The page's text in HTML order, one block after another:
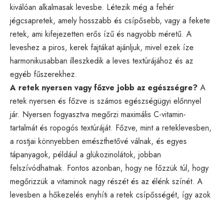
kiválóan alkalmasak levesbe. Létezik még a fehér
jégcsapretek, amely hosszabb és csípősebb, vagy a fekete
retek, ami kifejezetten erős ízű és nagyobb méretű. A
leveshez a piros, kerek fajtákat ajánljuk, mivel ezek íze
harmonikusabban illeszkedik a leves textúrájához és az
egyéb fűszerekhez.
A retek nyersen vagy főzve jobb az egészségre? A
retek nyersen és főzve is számos egészségügyi előnnyel
jár. Nyersen fogyasztva megőrzi maximális C-vitamin-
tartalmát és ropogós textúráját. Főzve, mint a reteklevesben,
a rostjai könnyebben emészthetővé válnak, és egyes
tápanyagok, például a glükozinolátok, jobban
felszívódhatnak. Fontos azonban, hogy ne főzzük túl, hogy
megőrizzük a vitaminok nagy részét és az élénk színét. A
levesben a hőkezelés enyhíti a retek csípősségét, így azok